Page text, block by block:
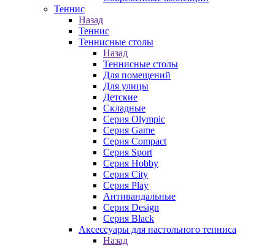
Теннис
Назад
Теннис
Теннисные столы
Назад
Теннисные столы
Для помещений
Для улицы
Детские
Складные
Серия Olympic
Серия Game
Серия Compact
Серия Sport
Серия Hobby
Серия City
Серия Play
Антивандальные
Серия Design
Серия Black
Аксессуары для настольного тенниса
Назад